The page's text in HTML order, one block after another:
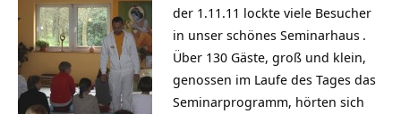
der 1.11.11 lockte viele Besucher
in unser schönes Seminarhaus .
Über 130 Gäste, groß und klein,
genossen im Laufe des Tages das
Seminarprogramm, hörten sich